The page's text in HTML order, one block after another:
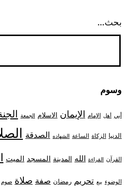
بحث…
وسوم
أبي أهل الإمام الإيمان الاسلام الجمعة
الدنيا الزكاة الساعة الشهاده الصدقة
القرآن القراءة الله المدينة المسجد الميت
الوضوء بيع تحريم رمضان صفة صلاة صوم